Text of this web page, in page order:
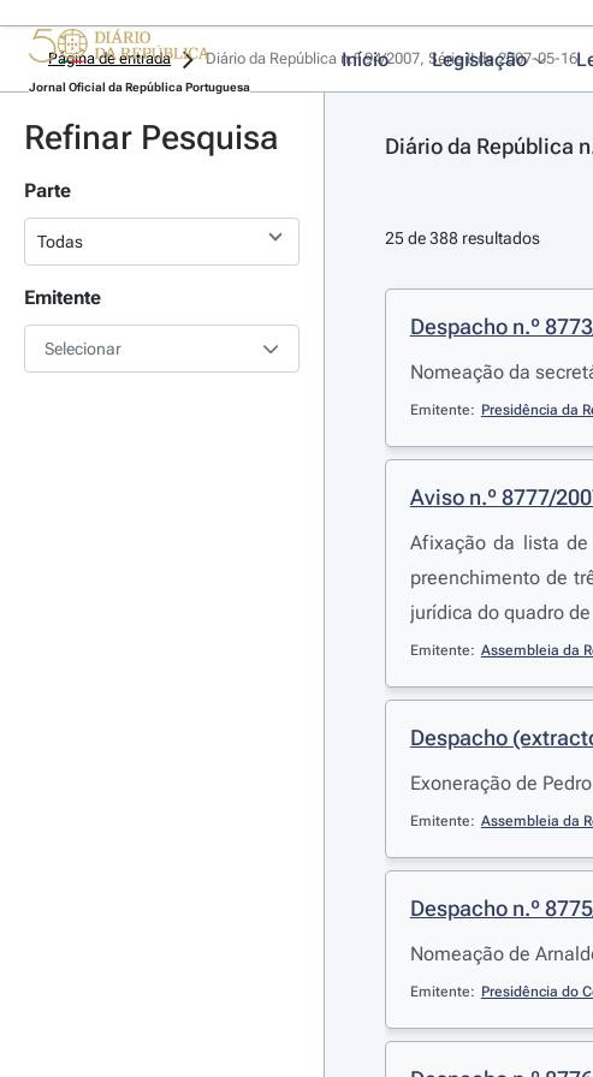
Jornal Oficial da República Portuguesa
Início Legislação
Página de entrada Diário da República n.º 94/2007, Série II de 2007-05-16
Refinar Pesquisa
Parte
Emitente
Selecionar
Diário da República
25 de 388 resultados
Despacho n.º
Nomeação da
Emitente: Presidência da
Aviso n.º 8777/
Afixação da lista
preenchimento de
jurídica do quadro
Emitente: Assembleia da
Despacho
Exoneração de
Emitente: Assembleia da
Despacho n.º
Nomeação de
Emitente: Presidência do